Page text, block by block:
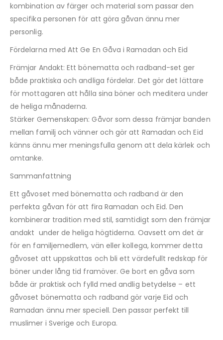
kombination av färger och material som passar den
specifika personen för att göra gåvan ännu mer
personlig.
Fördelarna med Att Ge En Gåva i Ramadan och Eid
Främjar Andakt: Ett bönematta och radband-set ger
både praktiska och andliga fördelar. Det gör det lättare
för mottagaren att hålla sina böner och meditera under
de heliga månaderna.
Stärker Gemenskapen: Gåvor som dessa främjar banden
mellan familj och vänner och gör att Ramadan och Eid
känns ännu mer meningsfulla genom att dela kärlek och
omtanke.
Sammanfattning
Ett gåvoset med bönematta och radband är den
perfekta gåvan för att fira Ramadan och Eid. Den
kombinerar tradition med stil, samtidigt som den främjar
andakt under de heliga högtiderna. Oavsett om det är
för en familjemedlem, vän eller kollega, kommer detta
gåvoset att uppskattas och bli ett värdefullt redskap för
böner under lång tid framöver. Ge bort en gåva som
både är praktisk och fylld med andlig betydelse – ett
gåvoset bönematta och radband gör varje Eid och
Ramadan ännu mer speciell. Den passar perfekt till
muslimer i Sverige och Europa.